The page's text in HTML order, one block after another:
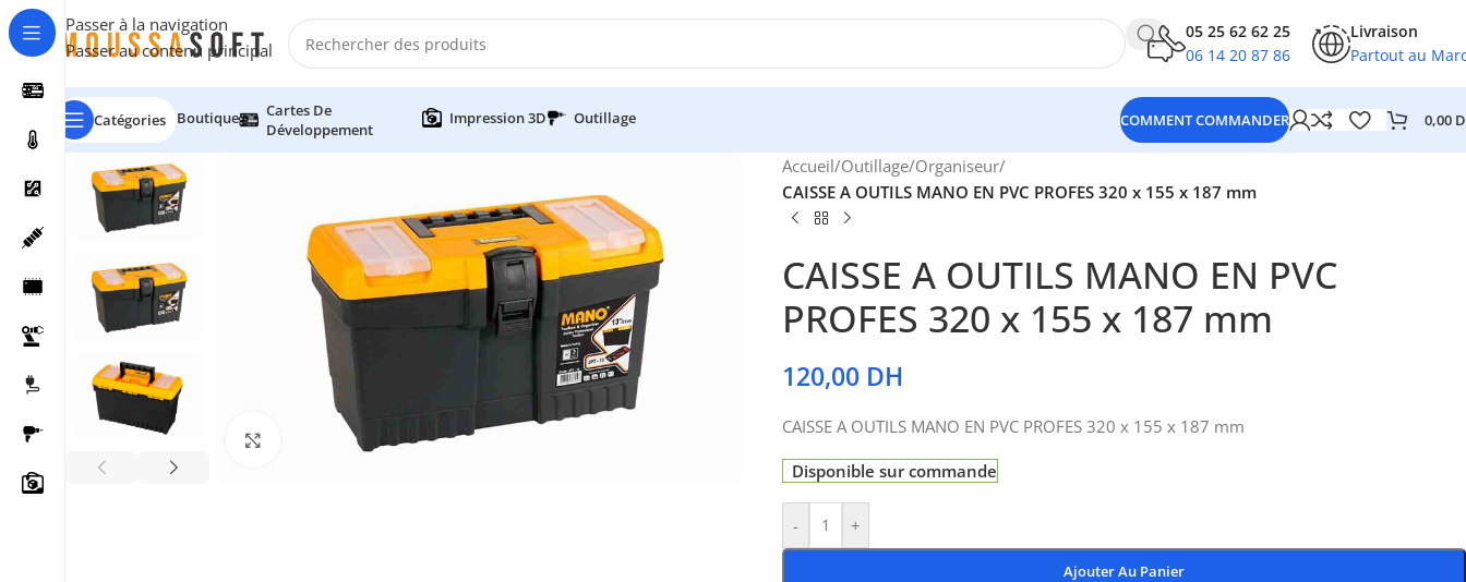
Passer à la navigation
Passer au contenu principal
05 25 62 62 25
06 14 20 87 86
Livraison
Partout au
Catégories Boutique
Cartes De
Développement
Impression 3D Outillage COMMENT COMMANDER 0,00
Cliquez pour agrandir
Accueil/Outillage/Organiseur/
CAISSE A OUTILS MANO EN PVC PROFES 320 x 155 x 187 mm
CAISSE A OUTILS MANO EN PVC
PROFES 320 x 155 x 187 mm
120,00 DH
CAISSE A OUTILS MANO EN PVC PROFES 320 x 155 x 187 mm
Disponible sur commande
- +
Ajouter Au Panier